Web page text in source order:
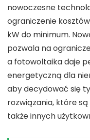
nowoczesne
ograniczenie
kW do minimum.
pozwala na
a fotowoltaika daje
energetyczną dla
aby decydować się
rozwiązania, które
także innych